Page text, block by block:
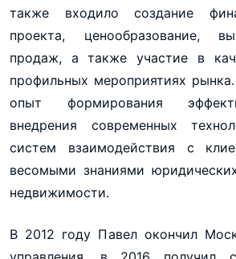
также входило создание
проекта, ценообразование,
продаж, а также участие в
профильных мероприятиях
опыт формирования
внедрения современных
систем взаимодействия с
весомыми знаниями
недвижимости.
В 2012 году Павел окончил